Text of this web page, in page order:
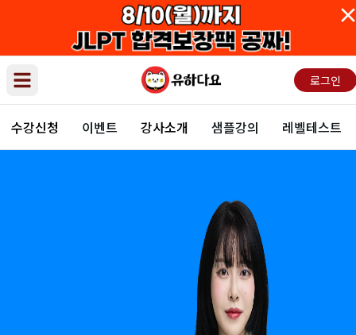
Open main menu 로그인
수강신청 이벤트 강사소개 샘플강의 레벨테스트